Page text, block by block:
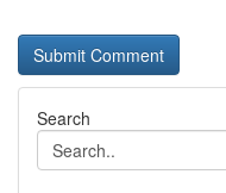
Search